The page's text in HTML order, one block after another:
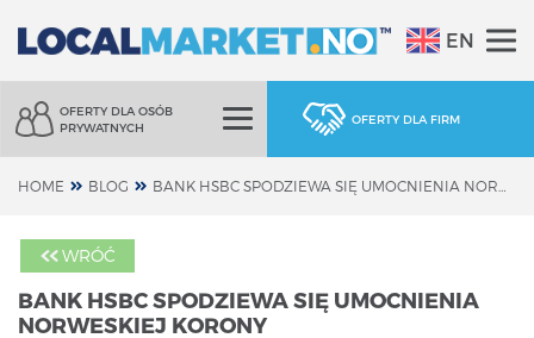
EN
OFERTY DLA OSÓB
PRYWATNYCH
OFERTY DLA FIRM
HOME BLOG
WRÓĆ
BANK HSBC SPODZIEWA SIĘ UMOCNIENIA
NORWESKIEJ KORONY